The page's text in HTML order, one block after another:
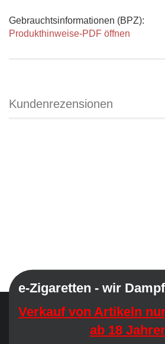
Gebrauchtsinformationen (BPZ):
Produkthinweise-PDF öffnen
Kundenrezensionen
e-Zigaretten - wir
Verkauf von Artikeln
ab 18